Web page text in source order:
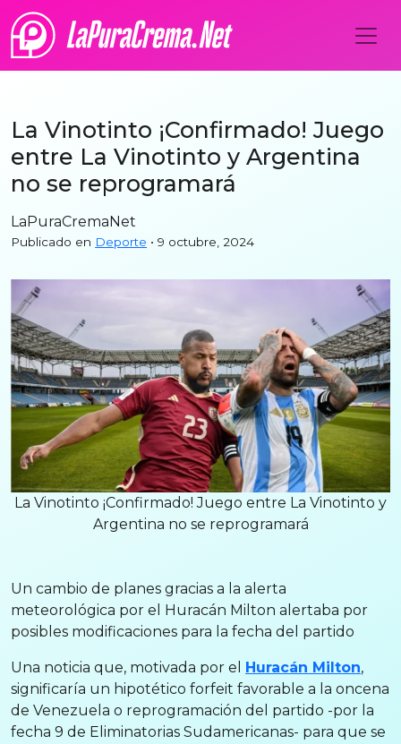
La Vinotinto ¡Confirmado! Juego
entre La Vinotinto y Argentina
no se reprogramará
LaPuraCremaNet
Publicado en Deporte • 9 octubre, 2024
La Vinotinto ¡Confirmado! Juego entre La Vinotinto y
Argentina no se reprogramará
Un cambio de planes gracias a la alerta
meteorológica por el Huracán Milton alertaba por
posibles modificaciones para la fecha del partido
Una noticia que, motivada por el Huracán Milton,
significaría un hipotético forfeit favorable a la oncena
de Venezuela o reprogramación del partido -por la
fecha 9 de Eliminatorias Sudamericanas- para que se